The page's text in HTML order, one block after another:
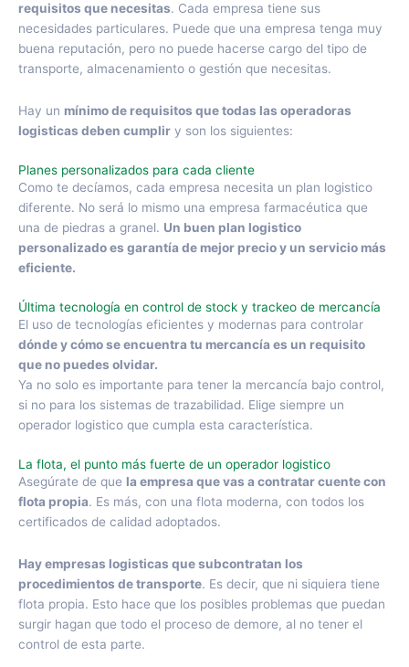
requisitos que necesitas. Cada empresa tiene sus
necesidades particulares. Puede que una empresa tenga muy
buena reputación, pero no puede hacerse cargo del tipo de
transporte, almacenamiento o gestión que necesitas.
Hay un mínimo de requisitos que todas las operadoras
logisticas deben cumplir y son los siguientes:
Planes personalizados para cada cliente
Como te decíamos, cada empresa necesita un plan logistico
diferente. No será lo mismo una empresa farmacéutica que
una de piedras a granel. Un buen plan logistico
personalizado es garantía de mejor precio y un servicio más
eficiente.
Última tecnología en control de stock y trackeo de mercancía
El uso de tecnologías eficientes y modernas para controlar
dónde y cómo se encuentra tu mercancía es un requisito
que no puedes olvidar.
Ya no solo es importante para tener la mercancía bajo control,
si no para los sistemas de trazabilidad. Elige siempre un
operador logistico que cumpla esta característica.
La flota, el punto más fuerte de un operador logistico
Asegúrate de que la empresa que vas a contratar cuente con
flota propia. Es más, con una flota moderna, con todos los
certificados de calidad adoptados.
Hay empresas logisticas que subcontratan los
procedimientos de transporte. Es decir, que ni siquiera tiene
flota propia. Esto hace que los posibles problemas que puedan
surgir hagan que todo el proceso de demore, al no tener el
control de esta parte.